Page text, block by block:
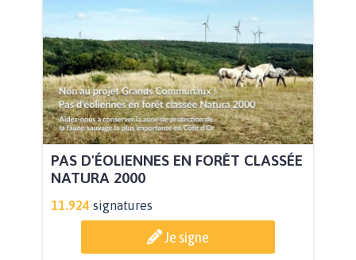
PAS D'ÉOLIENNES EN FORÊT CLASSÉE
NATURA 2000
11.924 signatures
Je signe